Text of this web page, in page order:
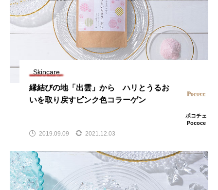
Skincare
縁結びの地「出雲」から ハリとうるお
いを取り戻すピンク色コラーゲン
ポコチェ
Pococe
2019.09.09 2021.12.03